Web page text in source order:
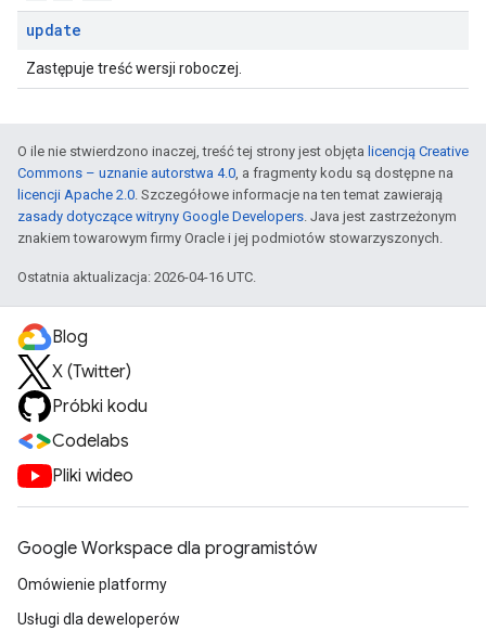
update
Zastępuje treść wersji roboczej.
O ile nie stwierdzono inaczej, treść tej strony jest objęta licencją Creative
Commons – uznanie autorstwa 4.0, a fragmenty kodu są dostępne na
licencji Apache 2.0. Szczegółowe informacje na ten temat zawierają
zasady dotyczące witryny Google Developers. Java jest zastrzeżonym
znakiem towarowym firmy Oracle i jej podmiotów stowarzyszonych.
Ostatnia aktualizacja: 2026-04-16 UTC.
Blog
X (Twitter)
Próbki kodu
Codelabs
Pliki wideo
Google Workspace dla programistów
Omówienie platformy
Usługi dla deweloperów